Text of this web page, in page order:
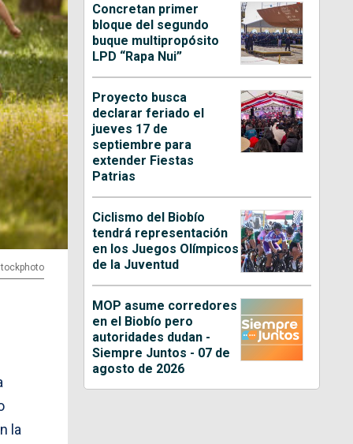
la
Concretan primer
bloque del segundo
buque multipropósito
LPD “Rapa Nui”
Proyecto busca
declarar feriado el
jueves 17 de
septiembre para
extender Fiestas
Patrias
Ciclismo del Biobío
tendrá representación
en los Juegos Olímpicos
de la Juventud
MOP asume corredores
en el Biobío pero
autoridades dudan -
Siempre Juntos - 07 de
agosto de 2026